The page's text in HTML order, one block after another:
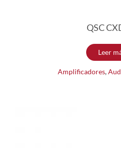
QSC
Leer
Amplificadores,